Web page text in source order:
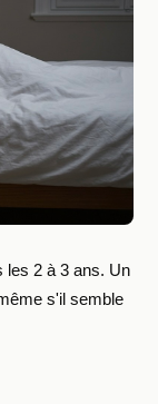
les 2 à 3 ans. Un
s'il semble